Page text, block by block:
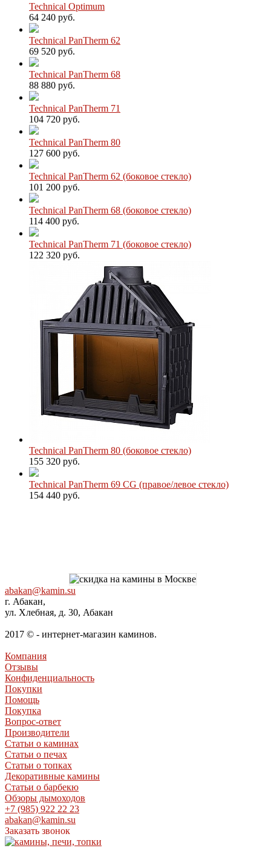
Technical Optimum
64 240 руб.
Technical PanTherm 62
69 520 руб.
Technical PanTherm 68
88 880 руб.
Technical PanTherm 71
104 720 руб.
Technical PanTherm 80
127 600 руб.
Technical PanTherm 62 (боковое стекло)
101 200 руб.
Technical PanTherm 68 (боковое стекло)
114 400 руб.
Technical PanTherm 71 (боковое стекло)
122 320 руб.
Technical PanTherm 80 (боковое стекло)
155 320 руб.
Technical PanTherm 69 CG (правое/левое стекло)
154 440 руб.
abakan@kamin.su
г. Абакан,
ул. Хлебная, д. 30, Абакан
2017 © - интернет-магазин каминов.
Компания
Отзывы
Конфиденциальность
Покупки
Помощь
Покупка
Вопрос-ответ
Производители
Статьи о каминах
Статьи о печах
Статьи о топках
Декоративные камины
Статьи о барбекю
Обзоры дымоходов
+7 (985) 922 22 23
abakan@kamin.su
Заказать звонок